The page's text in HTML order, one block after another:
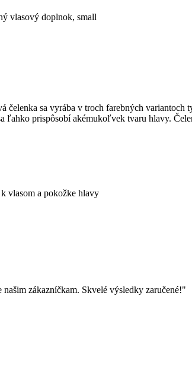
vlasový doplnok, small
čelenka sa vyrába v troch farebných
ľahko prispôsobí akémukoľvek tvaru hlavy.
vlasom a pokožke hlavy
zákazníčkam. Skvelé výsledky zaručené!"